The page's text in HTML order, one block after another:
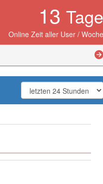
13 Tage
Online Zeit aller User / Woche